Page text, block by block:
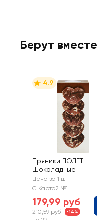
Берут вместе
4.9
Пряники ПОЛЕТ
Шоколадные
Цена за 1 шт
С Картой №1
179,99 руб
210,59 руб -14%